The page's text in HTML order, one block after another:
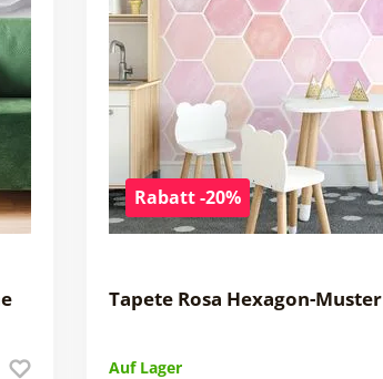
Rabatt -20%
Tapete Rosa Hexagon-Muster
Auf Lager